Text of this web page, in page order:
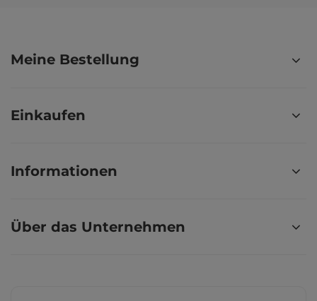
Meine Bestellung
Einkaufen
Informationen
Über das Unternehmen